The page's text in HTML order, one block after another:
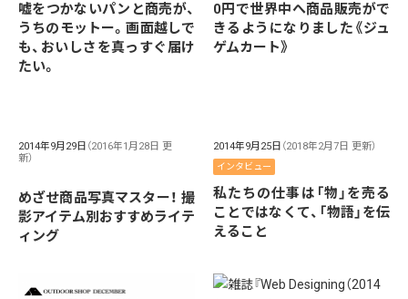
嘘をつかないパンと商売が、
うちのモットー。画面越しで
も、おいしさを真っすぐ届け
たい。
0円で世界中へ商品販売がで
きるようになりました《ジュ
ゲムカート》
2014年9月29日 （2016年1月28日 更
新）
めざせ商品写真マスター！ 撮
影アイテム別おすすめライテ
ィング
2014年9月25日 （2018年2月7日 更新）
インタビュー
私たちの仕事は「物」を売る
ことではなくて、「物語」を伝
えること